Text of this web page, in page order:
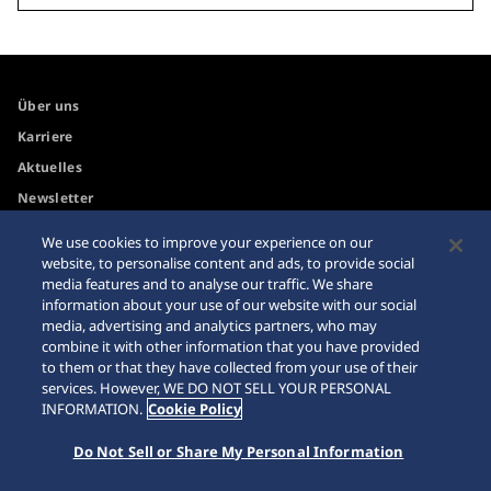
Über uns
Karriere
Aktuelles
Newsletter
Internetkäufe
Impressum
Datenschutzbestimmungen
Händler
Sitemap
We use cookies to improve your experience on our
website, to personalise content and ads, to provide social
media features and to analyse our traffic. We share
information about your use of our website with our social
media, advertising and analytics partners, who may
combine it with other information that you have provided
to them or that they have collected from your use of their
services. However, WE DO NOT SELL YOUR PERSONAL
INFORMATION. Cookie Policy
Do Not Sell or Share My Personal Information